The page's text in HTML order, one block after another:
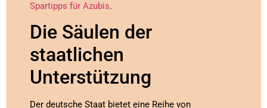
Spartipps für Azubis.
Die Säulen der
staatlichen
Unterstützung
Der deutsche Staat bietet eine Reihe von